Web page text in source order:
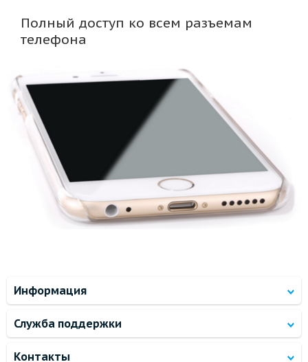
Полный доступ ко всем разъемам
телефона
Информация
Служба поддержки
Контакты